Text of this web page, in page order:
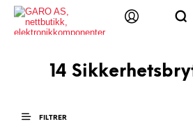
14
FILTRER